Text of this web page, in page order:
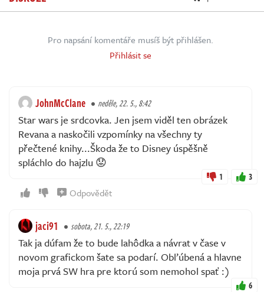
Pro napsání komentáře musíš být přihlášen.
Přihlásit se
JohnMcClane neděle, 22. 5., 8:42
Star wars je srdcovka. Jen jsem viděl ten obrázek
Revana a naskočili vzpomínky na všechny ty
přečtené knihy...Škoda že to Disney úspěšně
spláchlo do hajzlu 😟
1 3
Odpovědět
jaci91 sobota, 21. 5., 22:19
Tak ja dúfam že to bude lahôdka a návrat v čase v
novom grafickom šate sa podarí. Obľúbená a hlavne
moja prvá SW hra pre ktorú som nemohol spať :)
6